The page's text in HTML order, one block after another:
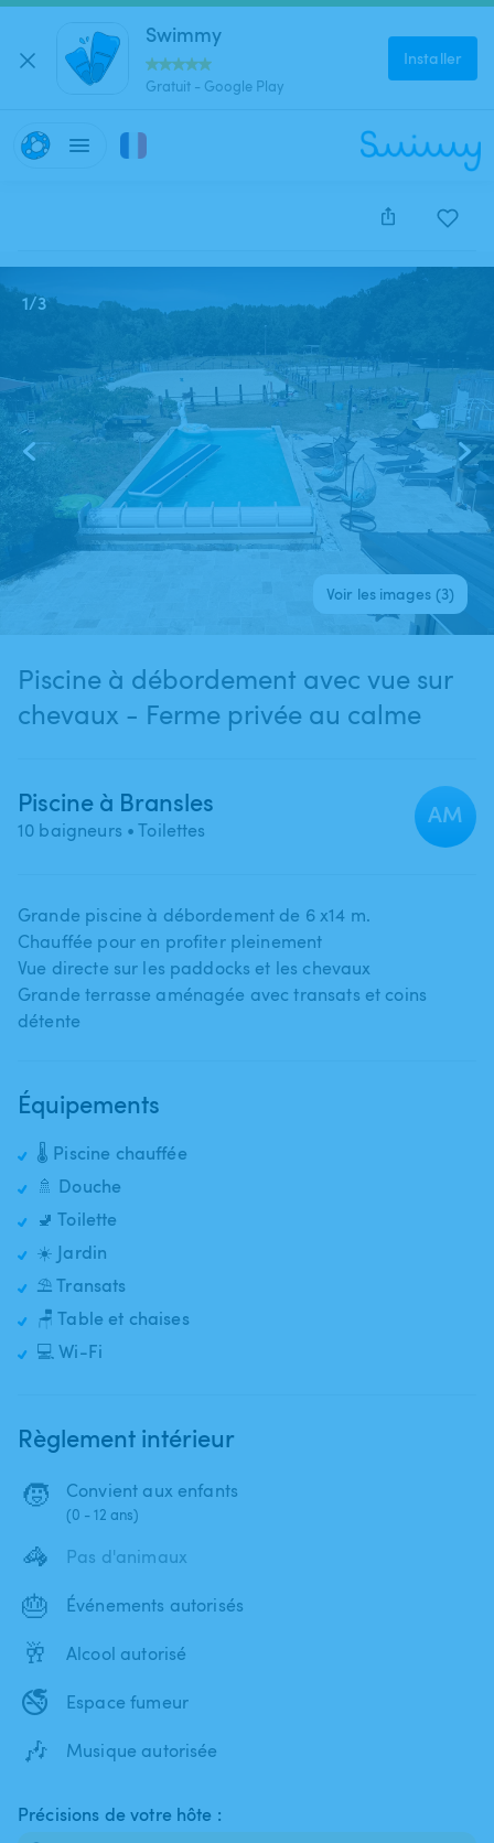
Swimmy
Gratuit - Google Play
Installer
Cette annonce est close et ne peut être réservée.
1/3
Voir les images (3)
Piscine à débordement avec vue sur
chevaux - Ferme privée au calme
Piscine à Bransles
10 baigneurs • Toilettes
AM
Grande piscine à débordement de 6 x14 m.
Chauffée pour en profiter pleinement
Vue directe sur les paddocks et les chevaux
Grande terrasse aménagée avec transats et coins
détente
Équipements
🌡️ Piscine chauffée
🚿 Douche
🚽 Toilette
☀️ Jardin
⛱️ Transats
🪑 Table et chaises
💻 Wi-Fi
Règlement intérieur
🧒 Convient aux enfants
(0 - 12 ans)
🦓 Pas d'animaux
🎂 Événements autorisés
🥂 Alcool autorisé
🚭 Espace fumeur
🎶 Musique autorisée
Précisions de votre hôte :